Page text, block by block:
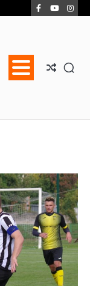
Facebook
YouTube